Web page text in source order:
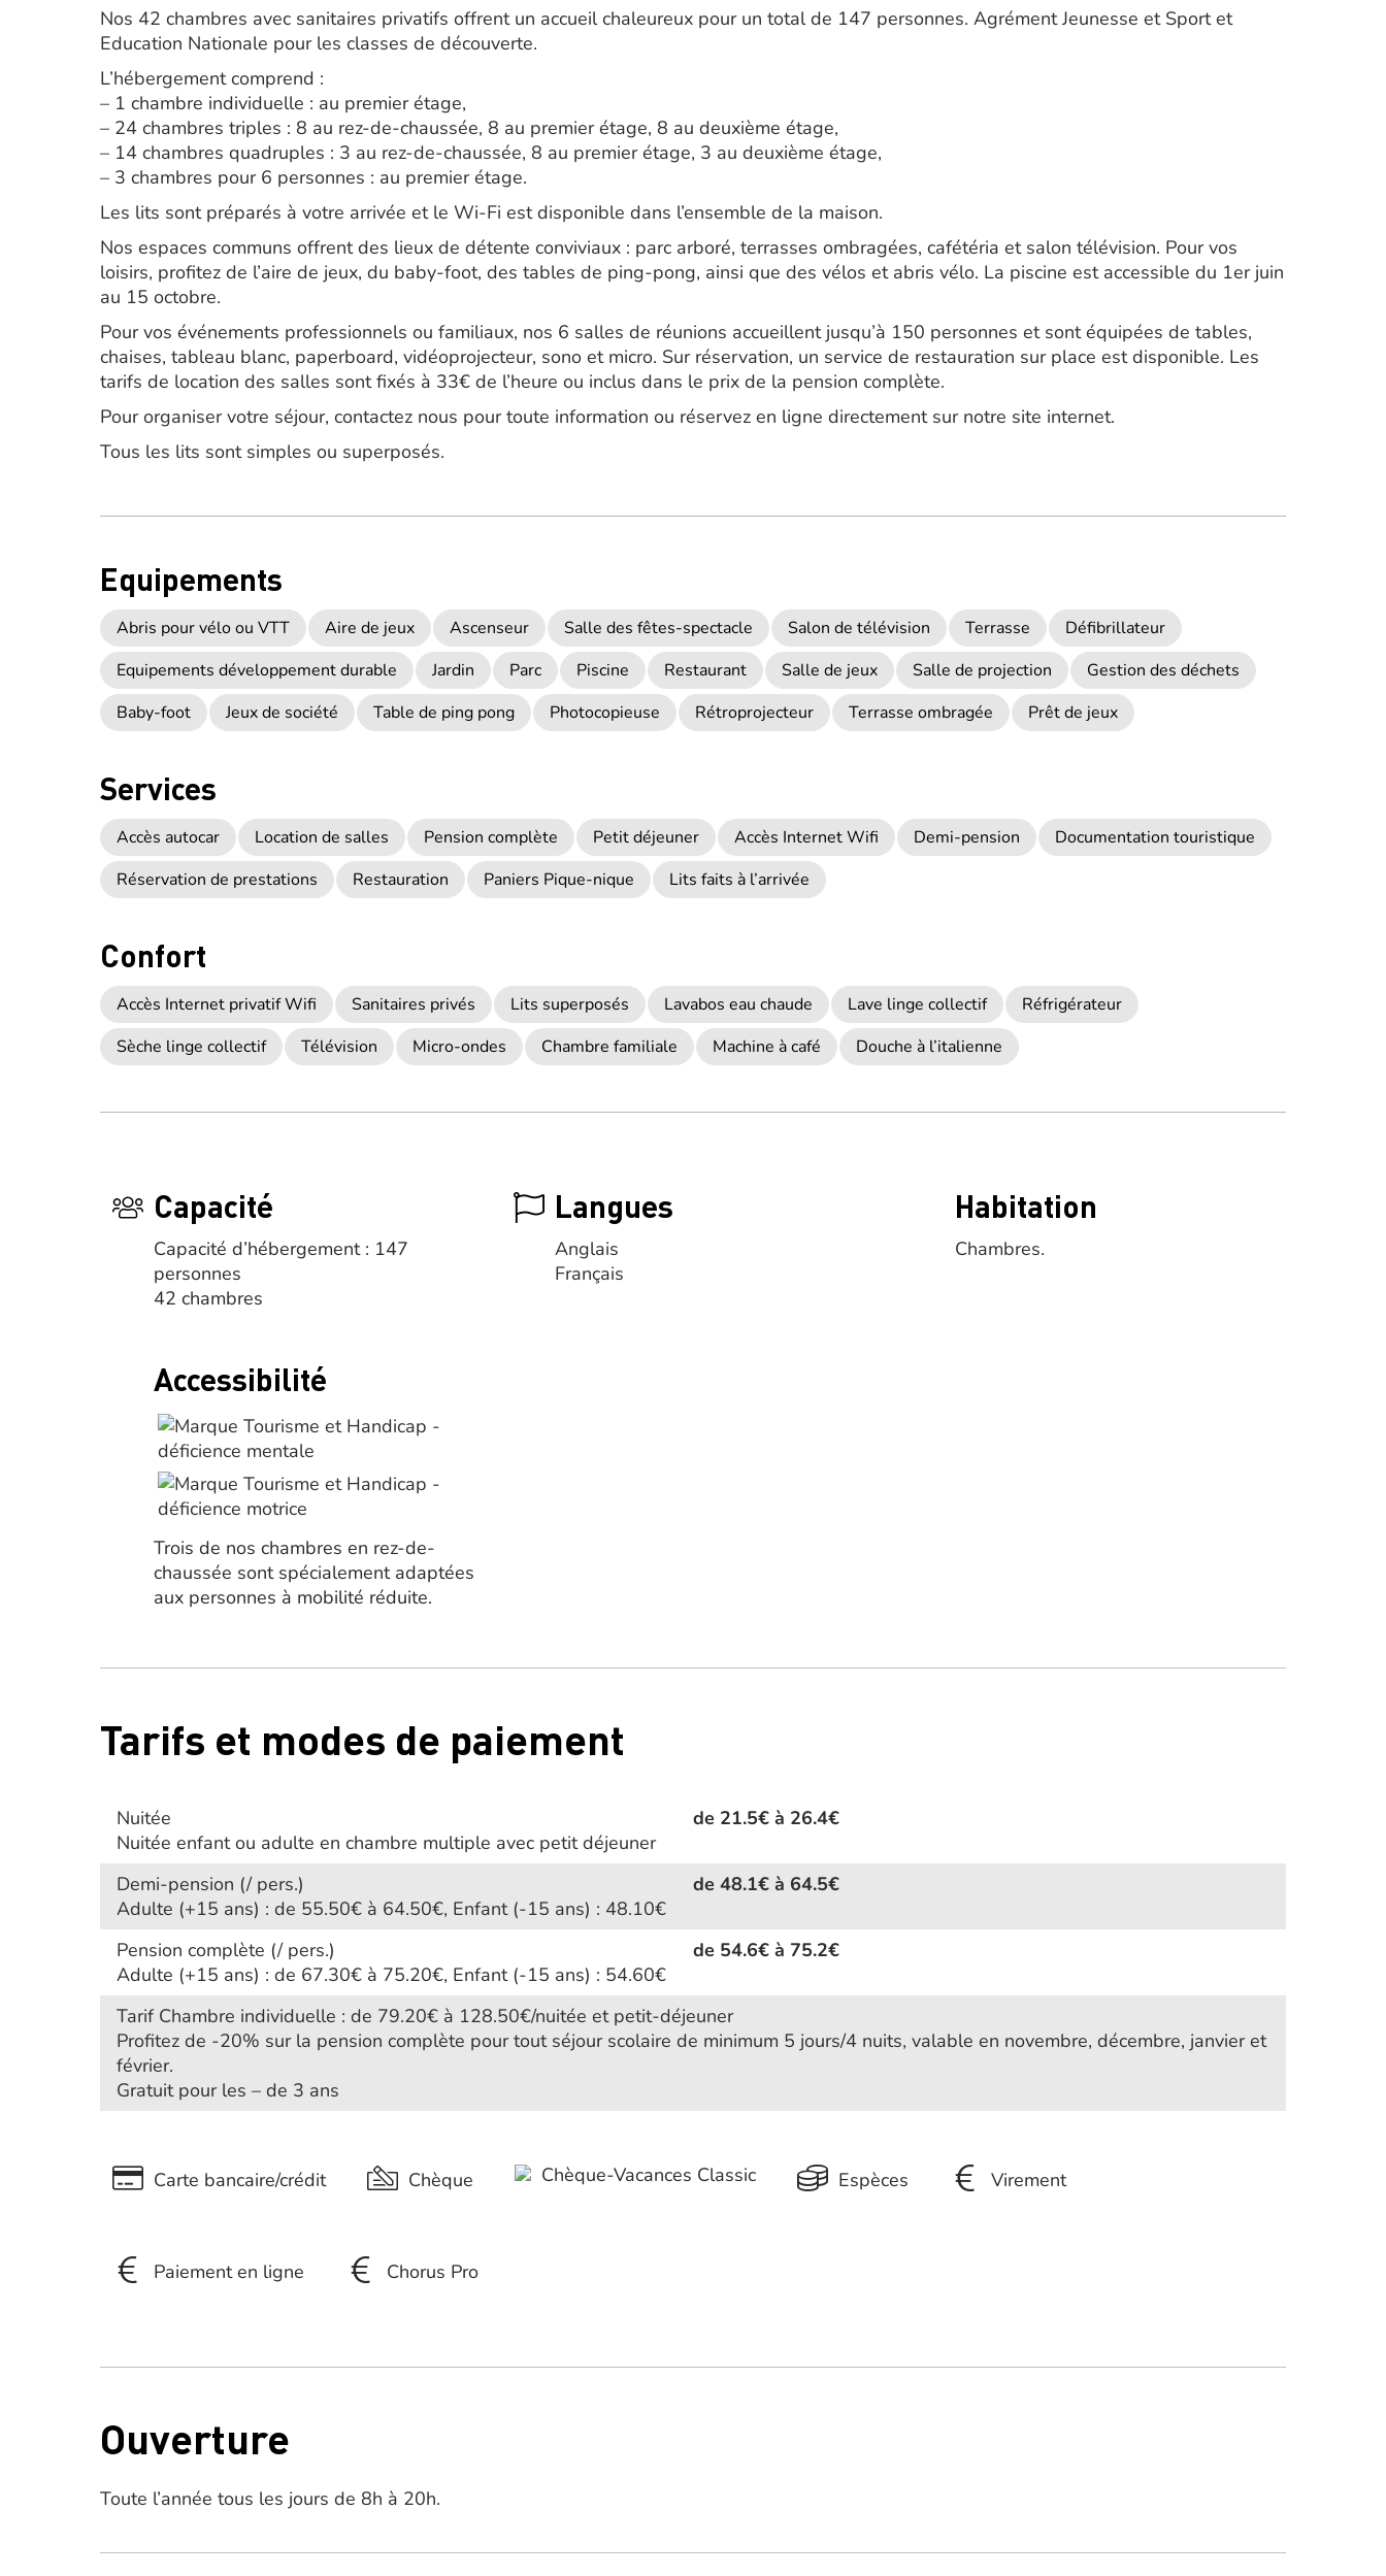
Nos 42 chambres avec sanitaires privatifs offrent un accueil chaleureux pour un total de 147 personnes. Agrément Jeunesse et Sport et
Education Nationale pour les classes de découverte.
L’hébergement comprend :
– 1 chambre individuelle : au premier étage,
– 24 chambres triples : 8 au rez-de-chaussée, 8 au premier étage, 8 au deuxième étage,
– 14 chambres quadruples : 3 au rez-de-chaussée, 8 au premier étage, 3 au deuxième étage,
– 3 chambres pour 6 personnes : au premier étage.
Les lits sont préparés à votre arrivée et le Wi-Fi est disponible dans l’ensemble de la maison.
Nos espaces communs offrent des lieux de détente conviviaux : parc arboré, terrasses ombragées, cafétéria et salon télévision. Pour vos
loisirs, profitez de l’aire de jeux, du baby-foot, des tables de ping-pong, ainsi que des vélos et abris vélo. La piscine est accessible du 1er juin
au 15 octobre.
Pour vos événements professionnels ou familiaux, nos 6 salles de réunions accueillent jusqu’à 150 personnes et sont équipées de tables,
chaises, tableau blanc, paperboard, vidéoprojecteur, sono et micro. Sur réservation, un service de restauration sur place est disponible. Les
tarifs de location des salles sont fixés à 33€ de l’heure ou inclus dans le prix de la pension complète.
Pour organiser votre séjour, contactez nous pour toute information ou réservez en ligne directement sur notre site internet.
Tous les lits sont simples ou superposés.
Equipements
Abris pour vélo ou VTT Aire de jeux Ascenseur Salle des fêtes-spectacle Salon de télévision Terrasse
Défibrillateur
Equipements développement durable
Jardin Parc Piscine Restaurant Salle de jeux Salle de projection
Gestion des déchets
Baby-foot
Jeux de société Table de ping pong Photocopieuse Rétroprojecteur Terrasse ombragée Prêt de jeux
Services
Accès autocar Location de salles Pension complète Petit déjeuner Accès Internet Wifi Demi-pension
Documentation touristique
Réservation de prestations
Restauration Paniers Pique-nique Lits faits à l’arrivée
Confort
Accès Internet privatif Wifi Sanitaires privés Lits superposés Lavabos eau chaude Lave linge collectif
Réfrigérateur
Sèche linge collectif
Télévision Micro-ondes Chambre familiale Machine à café Douche à l’italienne
Capacité
Capacité d’hébergement : 147
personnes
42 chambres
Langues
Anglais
Français
Habitation
Chambres.
Accessibilité
Trois de nos chambres en rez-de-
chaussée sont spécialement adaptées
aux personnes à mobilité réduite.
Tarifs et modes de paiement
Nuitée
de 21.5€ à 26.4€
Nuitée enfant ou adulte en chambre multiple avec petit déjeuner
Demi-pension (/ pers.)
de 48.1€ à 64.5€
Adulte (+15 ans) : de 55.50€ à 64.50€, Enfant (-15 ans) : 48.10€
Pension complète (/ pers.)
de 54.6€ à 75.2€
Adulte (+15 ans) : de 67.30€ à 75.20€, Enfant (-15 ans) : 54.60€
Tarif Chambre individuelle : de 79.20€ à 128.50€/nuitée et petit-déjeuner
Profitez de -20% sur la pension complète pour tout séjour scolaire de minimum 5 jours/4 nuits, valable en novembre, décembre, janvier et
février.
Gratuit pour les – de 3 ans
Carte bancaire/crédit Chèque Chèque-Vacances Classic Espèces Virement
Paiement en ligne Chorus Pro
Ouverture
Toute l’année tous les jours de 8h à 20h.